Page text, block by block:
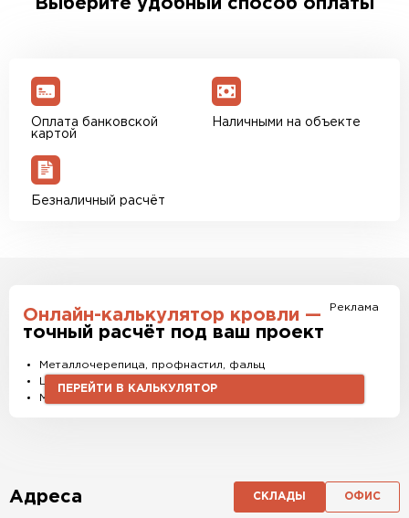
доставки. Также вы можете ознакомиться с
Выберите удобный способ оплаты
Оплата банковской
картой
Наличными на объекте
Безналичный расчёт
Реклама
Онлайн-калькулятор кровли —
точный расчёт под ваш проект
Металлочерепица, профнастил, фальц
Штакетник, водостоки и софиты
Материалы и комплектующие
ПЕРЕЙТИ В КАЛЬКУЛЯТОР
Адреса СКЛАДЫ ОФИС